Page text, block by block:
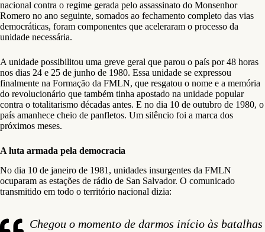
nacional contra o regime gerada pelo assassinato do Monsenhor
Romero no ano seguinte, somados ao fechamento completo das vias
democráticas, foram componentes que aceleraram o processo da
unidade necessária.
A unidade possibilitou uma greve geral que parou o país por 48 horas
nos dias 24 e 25 de junho de 1980. Essa unidade se expressou
finalmente na Formação da FMLN, que resgatou o nome e a memória
do revolucionário que também tinha apostado na unidade popular
contra o totalitarismo décadas antes. E no dia 10 de outubro de 1980, o
país amanhece cheio de panfletos. Um silêncio foi a marca dos
próximos meses.
A luta armada pela democracia
No dia 10 de janeiro de 1981, unidades insurgentes da FMLN
ocuparam as estações de rádio de San Salvador. O comunicado
transmitido em todo o território nacional dizia:
Chegou o momento de darmos início às batalhas